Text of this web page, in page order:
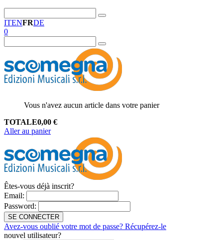
ITENFRDE
0
Vous n'avez aucun article dans votre panier
TOTALE0,00 €
Aller au panier
Êtes-vous déjà inscrit?
Email:
Password:
SE CONNECTER
Avez-vous oublié votre mot de passe? Récupérez-le
nouvel utilisateur?